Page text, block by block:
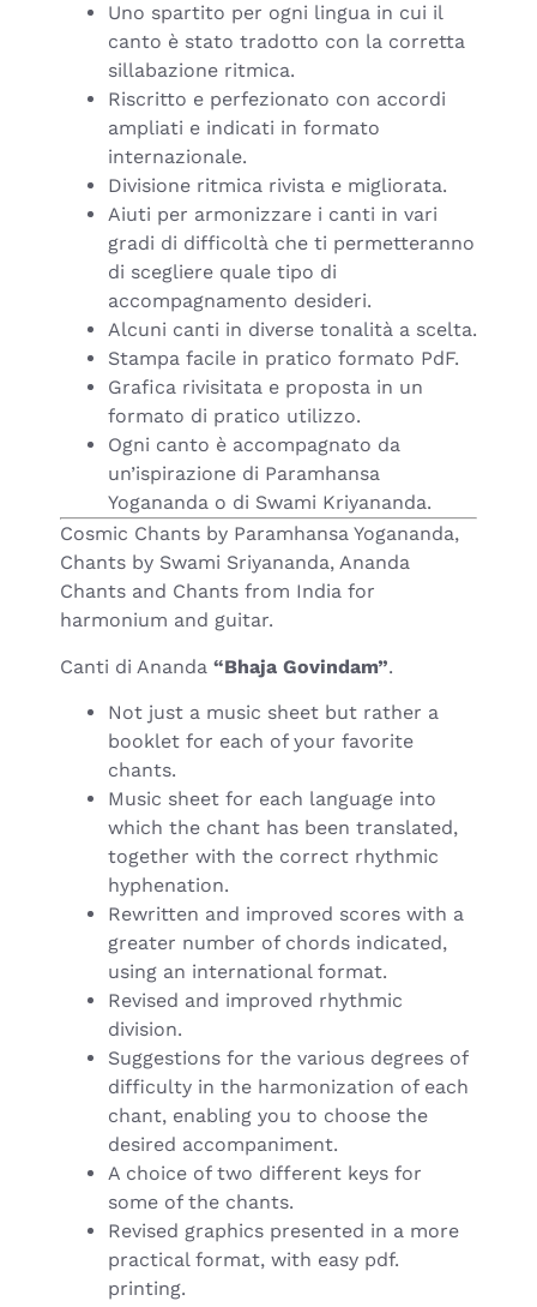
Uno spartito per ogni lingua in cui il
canto è stato tradotto con la corretta
sillabazione ritmica.
Riscritto e perfezionato con accordi
ampliati e indicati in formato
internazionale.
Divisione ritmica rivista e migliorata.
Aiuti per armonizzare i canti in vari
gradi di difficoltà che ti permetteranno
di scegliere quale tipo di
accompagnamento desideri.
Alcuni canti in diverse tonalità a scelta.
Stampa facile in pratico formato PdF.
Grafica rivisitata e proposta in un
formato di pratico utilizzo.
Ogni canto è accompagnato da
un’ispirazione di Paramhansa
Yogananda o di Swami Kriyananda.
Cosmic Chants by Paramhansa Yogananda,
Chants by Swami Sriyananda, Ananda
Chants and Chants from India for
harmonium and guitar.
Canti di Ananda “Bhaja Govindam”.
Not just a music sheet but rather a
booklet for each of your favorite
chants.
Music sheet for each language into
which the chant has been translated,
together with the correct rhythmic
hyphenation.
Rewritten and improved scores with a
greater number of chords indicated,
using an international format.
Revised and improved rhythmic
division.
Suggestions for the various degrees of
difficulty in the harmonization of each
chant, enabling you to choose the
desired accompaniment.
A choice of two different keys for
some of the chants.
Revised graphics presented in a more
practical format, with easy pdf.
printing.